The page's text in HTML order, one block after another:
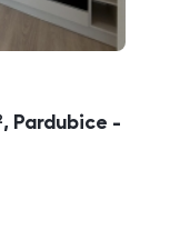
Pardubice -